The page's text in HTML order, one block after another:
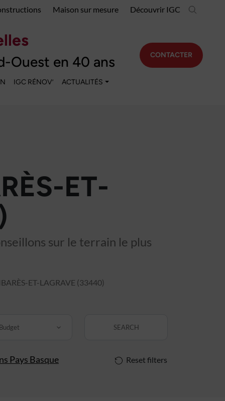
Maison sur mesure Découvrir IGC
Ouest en 40 ans
IGC RÉNOV’ ACTUALITÉS
CONTACTER
ET-
sur le terrain le plus
ET-LAGRAVE (33440)
SEARCH
Pays Basque Reset filters